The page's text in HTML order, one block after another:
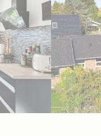
5
6
7
8
9